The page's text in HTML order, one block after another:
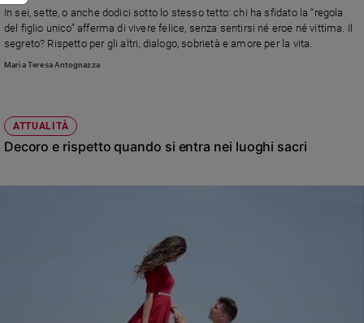
In sei, sette, o anche dodici sotto lo stesso tetto: chi ha sfidato la “regola
del figlio unico” afferma di vivere felice, senza sentirsi né eroe né vittima. Il
segreto? Rispetto per gli altri, dialogo, sobrietà e amore per la vita.
Maria Teresa Antognazza
ATTUALITÀ
Decoro e rispetto quando si entra nei luoghi sacri